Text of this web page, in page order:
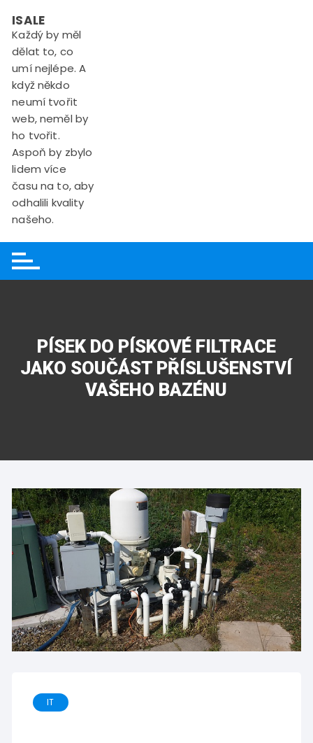
content
ISALE
Každý by měl
dělat to, co
umí nejlépe. A
když někdo
neumí tvořit
web, neměl by
ho tvořit.
Aspoň by zbylo
lidem více
času na to, aby
odhalili kvality
našeho.
PÍSEK DO PÍSKOVÉ FILTRACE
JAKO SOUČÁST PŘÍSLUŠENSTVÍ
VAŠEHO BAZÉNU
IT